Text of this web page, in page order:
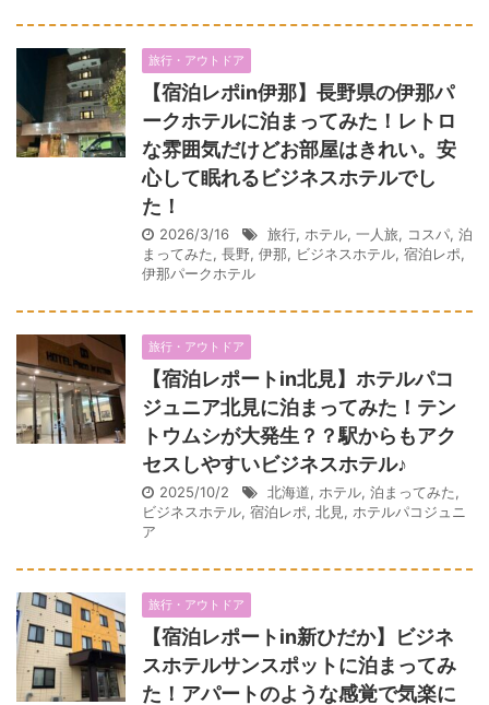
旅行・アウトドア
【宿泊レポin伊那】長野県の伊那パ
ークホテルに泊まってみた！レトロ
な雰囲気だけどお部屋はきれい。安
心して眠れるビジネスホテルでし
た！
2026/3/16 旅行, ホテル, 一人旅, コスパ, 泊
まってみた, 長野, 伊那, ビジネスホテル, 宿泊レポ,
伊那パークホテル
旅行・アウトドア
【宿泊レポートin北見】ホテルパコ
ジュニア北見に泊まってみた！テン
トウムシが大発生？？駅からもアク
セスしやすいビジネスホテル♪
2025/10/2 北海道, ホテル, 泊まってみた,
ビジネスホテル, 宿泊レポ, 北見 , ホテルパコジュニ
ア
旅行・アウトドア
【宿泊レポートin新ひだか】ビジネ
スホテルサンスポットに泊まってみ
た！アパートのような感覚で気楽に